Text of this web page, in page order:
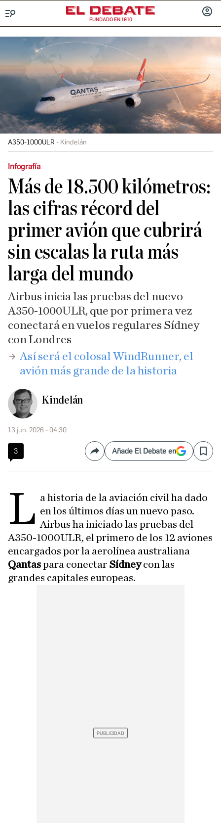
FUNDADO EN 1910
A350-1000ULR Kindelán
Infografía
Más de 18.500 kilómetros:
las cifras récord del
primer avión que cubrirá
sin escalas la ruta más
larga del mundo
Airbus inicia las pruebas del nuevo
A350-1000ULR, que por primera vez
conectará en vuelos regulares Sídney
con Londres
​Así será el colosal WindRunner, el
avión más grande de la historia
Kindelán
13 jun. 2026 - 04:30
3 CompartirAñade El Debate en Save
L a historia de la aviación civil ha dado
en los últimos días un nuevo paso.
Airbus ha iniciado las pruebas del
A350-1000ULR, el primero de los 12 aviones
encargados por la aerolínea australiana
Qantaspara conectar Sídneycon las
grandes capitales europeas.